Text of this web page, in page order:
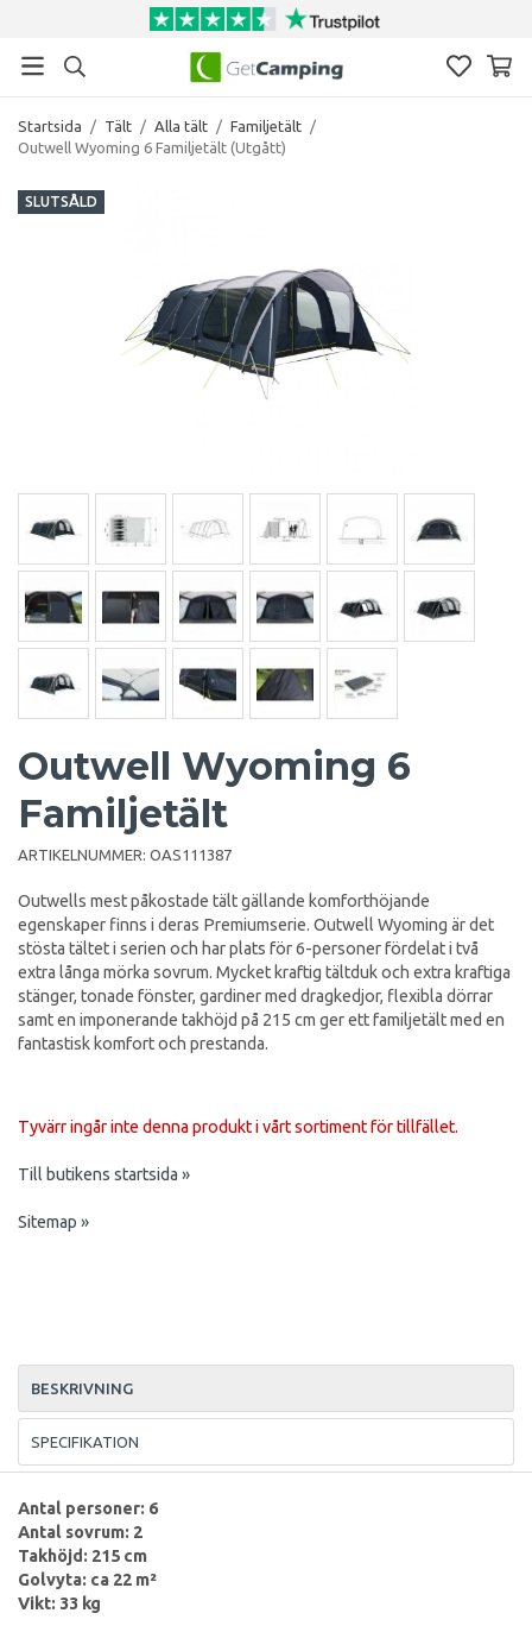
Startsida / Tält / Alla tält / Familjetält /
Outwell Wyoming 6 Familjetält (Utgått)
SLUTSÅLD
Outwell Wyoming 6
Familjetält
ARTIKELNUMMER: OAS111387
Outwells mest påkostade tält gällande komforthöjande
egenskaper finns i deras Premiumserie. Outwell Wyoming är det
stösta tältet i serien och har plats för 6-personer fördelat i två
extra långa mörka sovrum. Mycket kraftig tältduk och extra kraftiga
stänger, tonade fönster, gardiner med dragkedjor, flexibla dörrar
samt en imponerande takhöjd på 215 cm ger ett familjetält med en
fantastisk komfort och prestanda.
Tyvärr ingår inte denna produkt i vårt sortiment för tillfället.
Till butikens startsida »
Sitemap »
BESKRIVNING
SPECIFIKATION
Antal personer: 6
Antal sovrum: 2
Takhöjd: 215 cm
Golvyta: ca 22 m²
Vikt: 33 kg